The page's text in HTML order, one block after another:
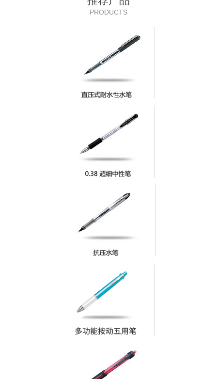
PRODUCTS